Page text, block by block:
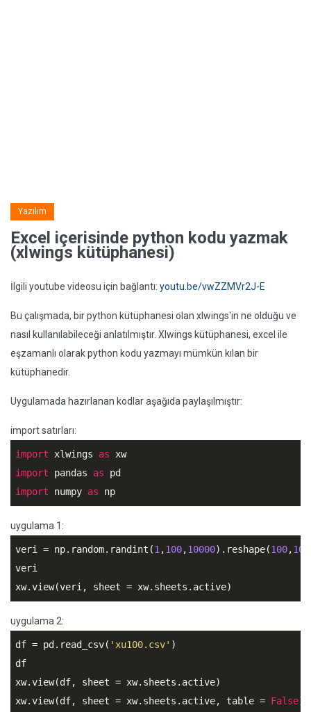
Yazılım
Excel içerisinde python kodu yazmak
(xlwings kütüphanesi)
İlgili youtube videosu için bağlantı: youtu.be/vwZZMVr2J-E
Bu çalışmada, bir python kütüphanesi olan xlwings'in ne olduğu ve
nasıl kullanılabileceği anlatılmıştır. Xlwings kütüphanesi, excel ile
eşzamanlı olarak python kodu yazmayı mümkün kılan bir
kütüphanedir.
Uygulamada hazırlanan kodlar aşağıda paylaşılmıştır:
import satırları:
import xlwings as
import pandas as
import numpy as np
uygulama 1:
veri = np.random.randint(1 ,100,10000).reshape(100,100
veri
xw.view(veri, sheet = xw.sheets.active)
uygulama 2:
df = pd.read_csv( 'xu100.csv' )
df
xw.view(df, sheet = xw.sheets.active)
xw.view(df, sheet = xw.sheets.active, table = False)